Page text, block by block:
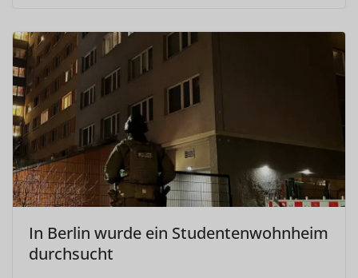
In Berlin wurde ein Studentenwohnheim
durchsucht